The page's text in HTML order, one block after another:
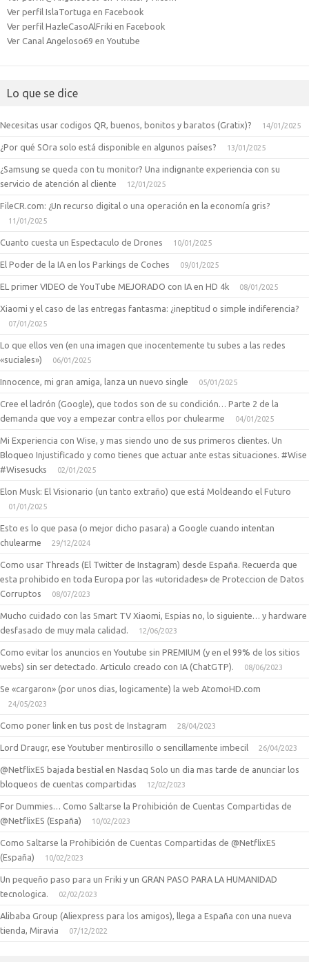
Ver perfil IslaTortuga en Facebook
Ver perfil HazleCasoAlFriki en Facebook
Ver Canal Angeloso69 en Youtube
Lo que se dice
Necesitas usar codigos QR, buenos, bonitos y baratos (Gratix)? 14/01/2025
¿Por qué SOra solo está disponible en algunos países? 13/01/2025
¿Samsung se queda con tu monitor? Una indignante experiencia con su
servicio de atención al cliente
12/01/2025
FileCR.com: ¿Un recurso digital o una operación en la economía gris?
11/01/2025
Cuanto cuesta un Espectaculo de Drones 10/01/2025
El Poder de la IA en los Parkings de Coches 09/01/2025
EL primer VIDEO de YouTube MEJORADO con IA en HD 4k 08/01/2025
Xiaomi y el caso de las entregas fantasma: ¿ineptitud o simple indiferencia?
07/01/2025
Lo que ellos ven (en una imagen que inocentemente tu subes a las redes
«suciales»)
06/01/2025
Innocence, mi gran amiga, lanza un nuevo single 05/01/2025
Cree el ladrón (Google), que todos son de su condición… Parte 2 de la
demanda que voy a empezar contra ellos por chulearme
04/01/2025
Mi Experiencia con Wise, y mas siendo uno de sus primeros clientes. Un
Bloqueo Injustificado y como tienes que actuar ante estas situaciones. #Wise
#Wisesucks
02/01/2025
Elon Musk: El Visionario (un tanto extraño) que está Moldeando el Futuro
01/01/2025
Esto es lo que pasa (o mejor dicho pasara) a Google cuando intentan
chulearme
29/12/2024
Como usar Threads (El Twitter de Instagram) desde España. Recuerda que
esta prohibido en toda Europa por las «utoridades» de Proteccion de Datos
Corruptos
08/07/2023
Mucho cuidado con las Smart TV Xiaomi, Espias no, lo siguiente… y hardware
desfasado de muy mala calidad.
12/06/2023
Como evitar los anuncios en Youtube sin PREMIUM (y en el 99% de los sitios
webs) sin ser detectado. Articulo creado con IA (ChatGTP).
08/06/2023
Se «cargaron» (por unos dias, logicamente) la web AtomoHD.com
24/05/2023
Como poner link en tus post de Instagram 28/04/2023
Lord Draugr, ese Youtuber mentirosillo o sencillamente imbecil 26/04/2023
@NetflixES bajada bestial en Nasdaq Solo un dia mas tarde de anunciar los
bloqueos de cuentas compartidas
12/02/2023
For Dummies… Como Saltarse la Prohibición de Cuentas Compartidas de
@NetflixES (España)
10/02/2023
Como Saltarse la Prohibición de Cuentas Compartidas de @NetflixES
(España)
10/02/2023
Un pequeño paso para un Friki y un GRAN PASO PARA LA HUMANIDAD
tecnologica.
02/02/2023
Alibaba Group (Aliexpress para los amigos), llega a España con una nueva
tienda, Miravia
07/12/2022